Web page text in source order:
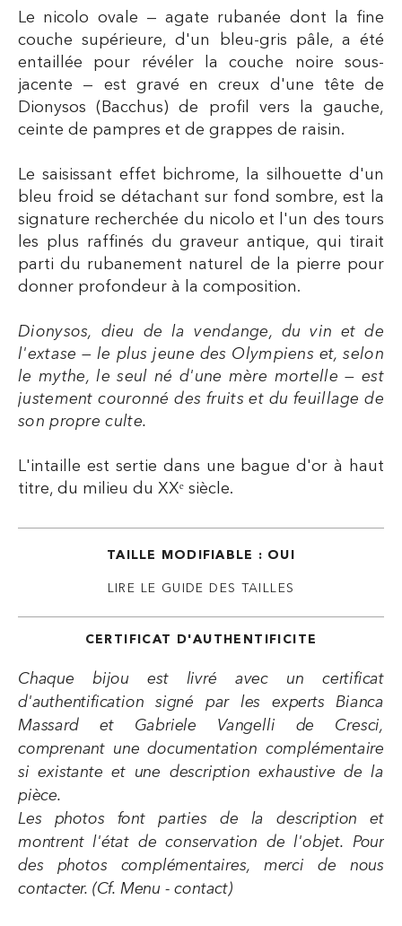
Le nicolo ovale — agate rubanée dont la fine
couche supérieure, d'un bleu-gris pâle, a été
entaillée pour révéler la couche noire sous-
jacente — est gravé en creux d'une tête de
Dionysos (Bacchus) de profil vers la gauche,
ceinte de pampres et de grappes de raisin.
Le saisissant effet bichrome, la silhouette d'un
bleu froid se détachant sur fond sombre, est la
signature recherchée du nicolo et l'un des tours
les plus raffinés du graveur antique, qui tirait
parti du rubanement naturel de la pierre pour
donner profondeur à la composition.
Dionysos, dieu de la vendange, du vin et de
l'extase — le plus jeune des Olympiens et, selon
le mythe, le seul né d'une mère mortelle — est
justement couronné des fruits et du feuillage de
son propre culte.
L'intaille est sertie dans une bague d'or à haut
titre, du milieu du XXᵉ siècle.
TAILLE MODIFIABLE : OUI
LIRE LE GUIDE DES TAILLES
CERTIFICAT D'AUTHENTIFICITE
Chaque bijou est livré avec un certificat
d'authentification signé par les experts Bianca
Massard et Gabriele Vangelli de Cresci,
comprenant une documentation complémentaire
si existante et une description exhaustive de la
pièce.
Les photos font parties de la description et
montrent l'état de conservation de l'objet. Pour
des photos complémentaires, merci de nous
contacter. (Cf. Menu - contact)